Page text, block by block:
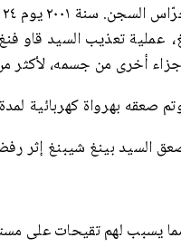
تعذيب السيد قاو فنغ
أخرى من جسمه، لأكثر
بهرواة كهربائية لمدة تزيد
السيد بينغ شيبنغ إثر
يسبب لهم تقيحات على